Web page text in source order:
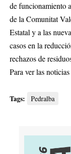
de funcionamiento
de la Comunitat
Estatal y a las
casos en la
rechazos de
Para ver las
Tags: Pedralba